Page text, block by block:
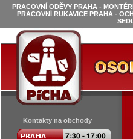
PRACOVNÍ ODĚVY PRAHA -
PRACOVNÍ RUKAVICE PRAHA -
Kontakty na obchody